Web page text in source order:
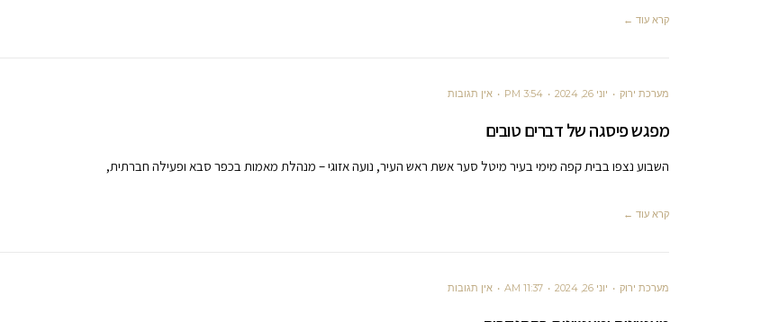
קרא עוד ←
מערכת ירוק יוני 26, 2024 3:54 PM אין תגובות
מפגש פיסגה של דברים טובים
השבוע נצפו בבית קפה מימי בעיר מיטל סער אשת ראש העיר, נועה אזוגי – מנהלת מאמות בכפר סבא ופעילה חברתית,
קרא עוד ←
מערכת ירוק יוני 26, 2024 11:37 AM אין תגובות